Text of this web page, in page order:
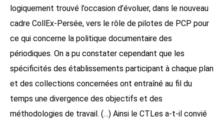
logiquement trouvé l’occasion d’évoluer, dans le nouveau
cadre CollEx-Persée, vers le rôle de pilotes de PCP pour
ce qui concerne la politique documentaire des
périodiques. On a pu constater cependant que les
spécificités des établissements participant à chaque plan
et des collections concernées ont entraîné au fil du
temps une divergence des objectifs et des
méthodologies de travail. (…) Ainsi le CTLes a-t-il convié